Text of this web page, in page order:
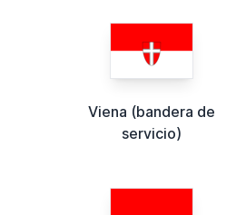
Viena (bandera de
servicio)